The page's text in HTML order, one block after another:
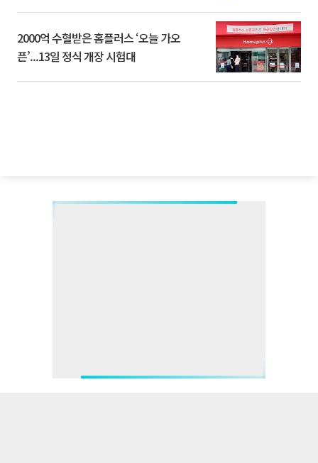
2000억 수혈받은 홈플러스 ‘오늘 가오
픈’...13일 정식 개장 시험대